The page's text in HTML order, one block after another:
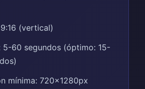
(vertical)
5-60 segundos (óptimo: 15-
mínima: 720x1280px